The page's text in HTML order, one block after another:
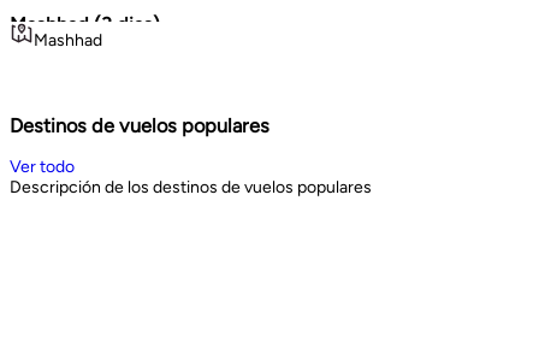
Mashhad (3 dias)
Mashhad
Book Now
Destinos de vuelos populares
Ver todo
Descripción de los destinos de vuelos populares